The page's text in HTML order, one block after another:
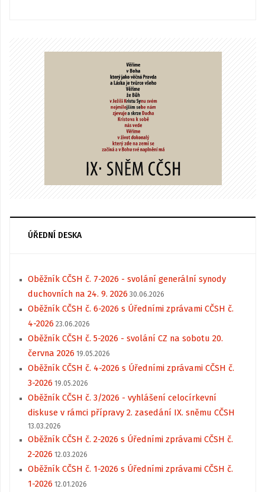
ÚŘEDNÍ DESKA
Oběžník CČSH č. 7-2026 - svolání generální synody
duchovních na 24. 9. 2026 30.06.2026
Oběžník CČSH č. 6-2026 s Úředními zprávami CČSH č.
4-2026 23.06.2026
Oběžník CČSH č. 5-2026 - svolání CZ na sobotu 20.
června 2026 19.05.2026
Oběžník CČSH č. 4-2026 s Úředními zprávami CČSH č.
3-2026 19.05.2026
Oběžník CČSH č. 3/2026 - vyhlášení celocírkevní
diskuse v rámci přípravy 2. zasedání IX. sněmu CČSH
13.03.2026
Oběžník CČSH č. 2-2026 s Úředními zprávami CČSH č.
2-2026 12.03.2026
Oběžník CČSH č. 1-2026 s Úředními zprávami CČSH č.
1-2026 12.01.2026